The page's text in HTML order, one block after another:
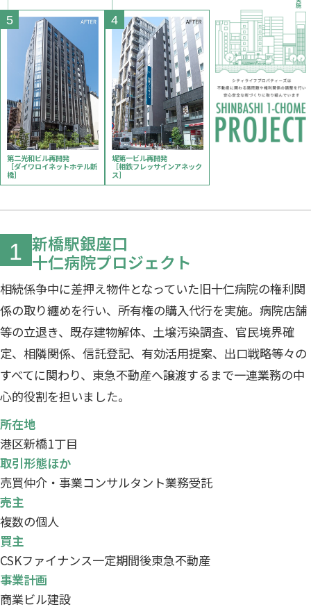
5
第二光和ビル再開発
［ダイワロイネットホテル新
橋］
4
堤第一ビル再開発
［相鉄フレッサインアネック
ス］
1 新橋駅銀座口
十仁病院プロジェクト
相続係争中に差押え物件となっていた旧十仁病院の権利関
係の取り纏めを行い、所有権の購入代行を実施。病院店舗
等の立退き、既存建物解体、土壌汚染調査、官民境界確
定、相隣関係、信託登記、有効活用提案、出口戦略等々の
すべてに関わり、東急不動産へ譲渡するまで一連業務の中
心的役割を担いました。
所在地
港区新橋1丁目
取引形態ほか
売買仲介・事業コンサルタント業務受託
売主
複数の個人
買主
CSKファイナンス一定期間後東急不動産
事業計画
商業ビル建設